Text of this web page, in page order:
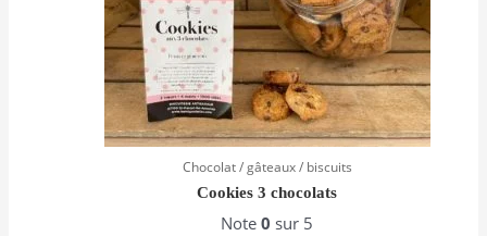
Chocolat / gâteaux / biscuits
Cookies 3 chocolats
Note0 sur 5